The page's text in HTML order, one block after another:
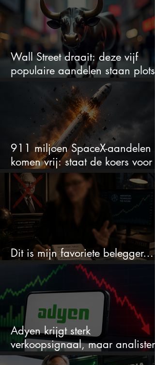
Wall Street draait: deze vijf
populaire aandelen staan plots
onder spanning
911 miljoen SpaceX-aandelen
komen vrij: staat de koers voor
een nieuwe crash?
Dit is mijn favoriete belegger…
en het is niet Warren Buffett
Adyen krijgt sterk
verkoopsignaal, maar analisten
zien juist een koopkans